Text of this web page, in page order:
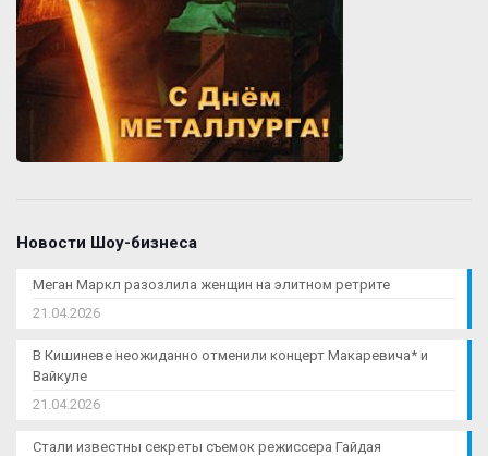
Новости Шоу-бизнеса
Меган Маркл разозлила женщин на элитном ретрите
21.04.2026
В Кишиневе неожиданно отменили концерт Макаревича* и
Вайкуле
21.04.2026
Стали известны секреты съемок режиссера Гайдая